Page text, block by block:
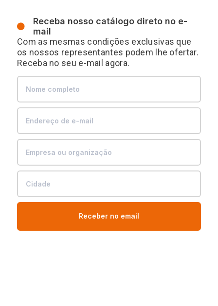
Receba nosso catálogo direto no e-
mail
Com as mesmas condições exclusivas que
os nossos representantes podem lhe ofertar.
Receba no seu e-mail agora.
Receber no email